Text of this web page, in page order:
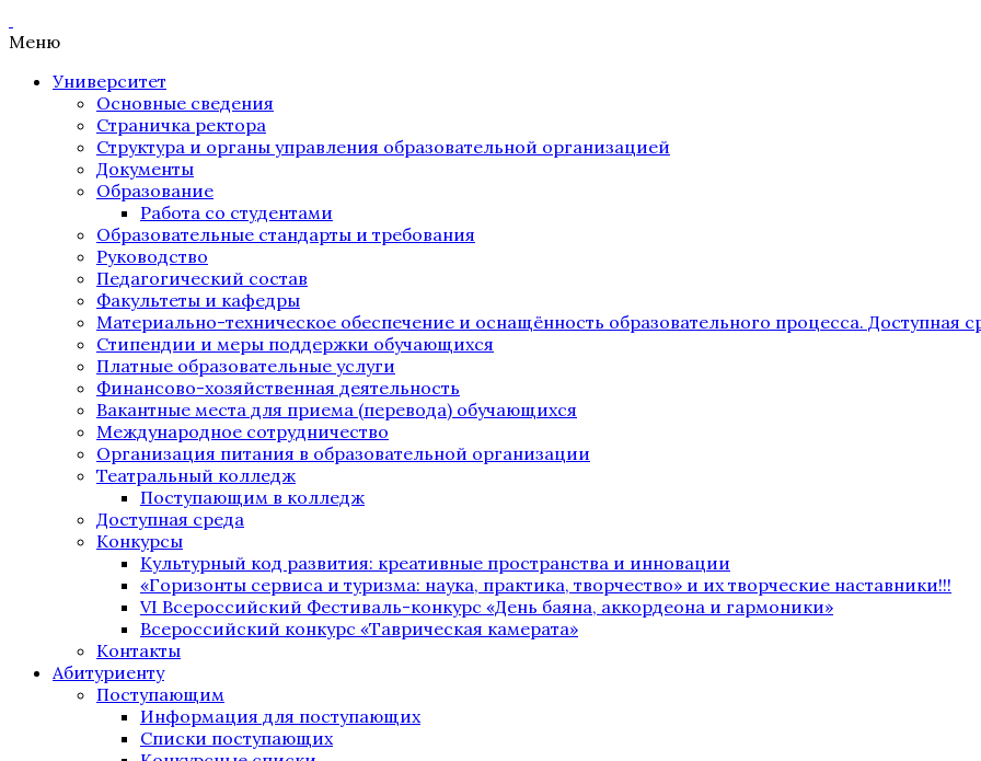
Меню
Университет
Основные сведения
Страничка ректора
Структура и органы управления образовательной организацией
Документы
Образование
Работа со студентами
Образовательные стандарты и требования
Руководство
Педагогический состав
Факультеты и кафедры
Материально-техническое обеспечение и оснащённость образовательного процесса. Доступная
Стипендии и меры поддержки обучающихся
Платные образовательные услуги
Финансово-хозяйственная деятельность
Вакантные места для приема (перевода) обучающихся
Международное сотрудничество
Организация питания в образовательной организации
Театральный колледж
Поступающим в колледж
Доступная среда
Конкурсы
Культурный код развития: креативные пространства и инновации
«Горизонты сервиса и туризма: наука, практика, творчество» и их творческие наставники!!!
VI Всероссийский Фестиваль-конкурс «День баяна, аккордеона и гармоники»
Всероссийский конкурс «Таврическая камерата»
Контакты
Абитуриенту
Поступающим
Информация для поступающих
Списки поступающих